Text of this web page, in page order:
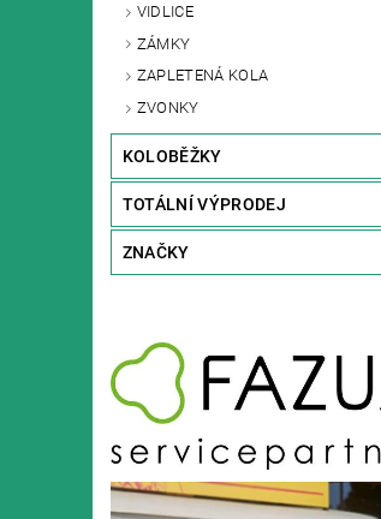
VIDLICE
ZÁMKY
ZAPLETENÁ KOLA
ZVONKY
KOLOBĚŽKY
TOTÁLNÍ VÝPRODEJ
ZNAČKY